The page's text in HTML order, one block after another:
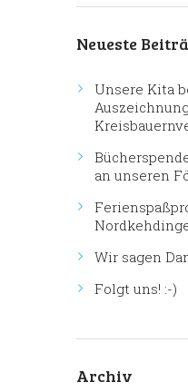
Neueste
Unsere Kita
an unseren
Wir sagen
Folgt uns! :-)
Archiv